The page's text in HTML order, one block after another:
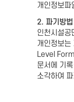
개인정보파
2. 파기방법
인천시설공
개인정보
Level
문서에 기
소각하여